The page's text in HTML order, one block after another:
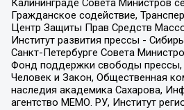
Калининграде Совета Министров
Гражданское содействие,
Центр Защиты Прав Средств
Институт развития прессы -
Санкт-Петербурге Совета
Фонд поддержки свободы прессы,
Человек и Закон, Общественная
наследия академика Сахарова,
агентство МЕМО. РУ, Институт